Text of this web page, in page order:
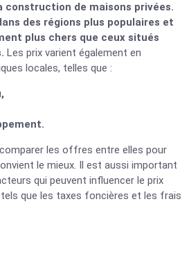
construction de maisons privées.
des régions plus populaires et
plus chers que ceux situés
Les prix varient également en
locales, telles que :
les offres entre elles pour
le mieux. Il est aussi important
qui peuvent influencer le prix
que les taxes foncières et les frais